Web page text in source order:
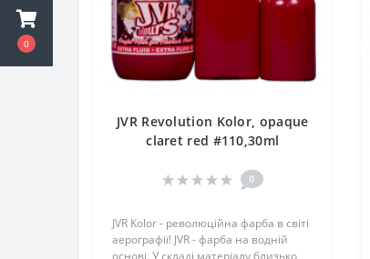
0
JVR Revolution Kolor, opaque
claret red #110,30ml
0
JVR Kolor - революційна фарба в світі
аерографії! JVR - фарба на водній
основі. У складі матеріалу близько